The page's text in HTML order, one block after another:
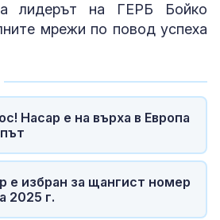
лидерът на ГЕРБ Бойко
мрежи по повод успеха
Насар е на върха в Европа
е избран за щангист номер
2025 г.